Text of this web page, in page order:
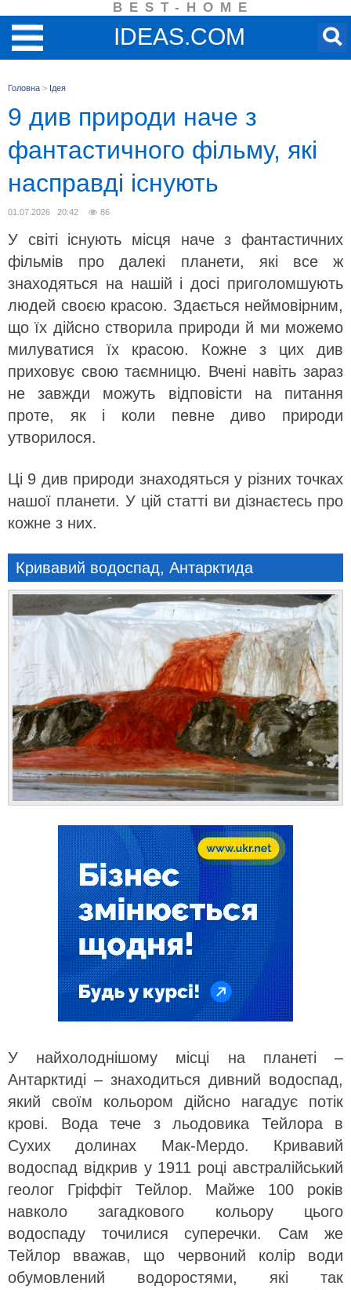
BEST-HOME
IDEAS.COM
Головна > Ідея
9 див природи наче з
фантастичного фільму, які
насправді існують
01.07.2026 20:42 86
У світі існують місця наче з фантастичних
фільмів про далекі планети, які все ж
знаходяться на нашій і досі приголомшують
людей своєю красою. Здається неймовірним,
що їх дійсно створила природи й ми можемо
милуватися їх красою. Кожне з цих див
приховує свою таємницю. Вчені навіть зараз
не завжди можуть відповісти на питання
проте, як і коли певне диво природи
утворилося.
Ці 9 див природи знаходяться у різних точках
нашої планети. У цій статті ви дізнаєтесь про
кожне з них.
Кривавий водоспад, Антарктида
У найхолоднішому місці на планеті –
Антарктиді – знаходиться дивний водоспад,
який своїм кольором дійсно нагадує потік
крові. Вода тече з льодовика Тейлора в
Сухих долинах Мак-Мердо. Кривавий
водоспад відкрив у 1911 році австралійський
геолог Гріффіт Тейлор. Майже 100 років
навколо загадкового кольору цього
водоспаду точилися суперечки. Сам же
Тейлор вважав, що червоний колір води
обумовлений водоростями, які так